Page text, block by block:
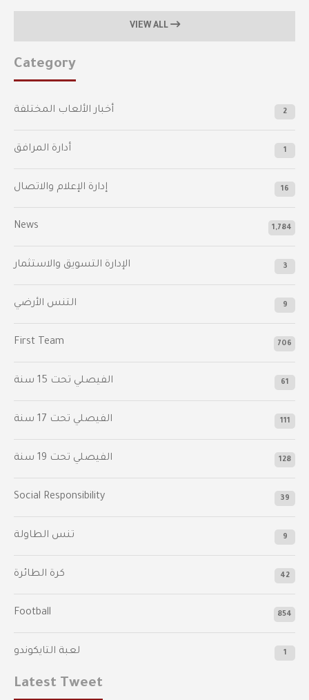
VIEW ALL
Category
أخبار الألعاب المختلفة 2
أدارة المرافق 1
إدارة الإعلام والاتصال 16
News 1,784
الإدارة التسويق والاستثمار 3
التنس الأرضي 9
First Team 706
الفيصلي‬⁩ تحت 15 سنة 61
‫الفيصلي‬⁩ تحت 17 سنة 111
الفيصلي‬⁩ تحت 19 سنة 128
Social Responsibility 39
تنس الطاولة 9
كرة الطائرة 42
Football 854
لعبة التايكوندو 1
Latest Tweet